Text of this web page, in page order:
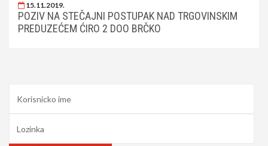
15.11.2019.
POZIV NA STEČAJNI POSTUPAK NAD TRGOVINSKIM
PREDUZEĆEM ĆIRO 2 DOO BRČKO